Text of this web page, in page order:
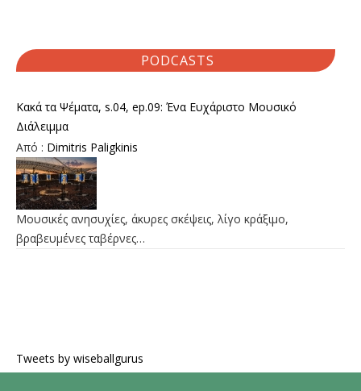
PODCASTS
Κακά τα Ψέματα, s.04, ep.09: Ένα Ευχάριστο Μουσικό
Διάλειμμα
Από : Dimitris Paligkinis
Μουσικές ανησυχίες, άκυρες σκέψεις, λίγο κράξιμο,
βραβευμένες ταβέρνες…
Tweets by wiseballgurus